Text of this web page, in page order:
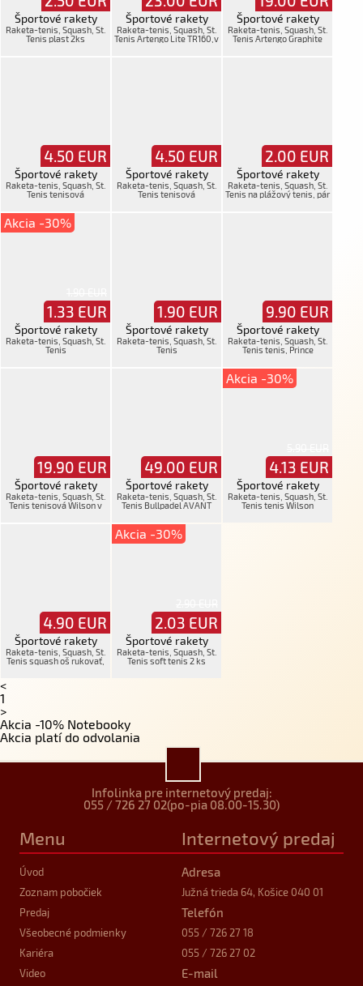
Športové rakety
Raketa-tenis, Squash, St.
Tenis plast 2ks
Športové rakety
Raketa-tenis, Squash, St.
Tenis Artengo Lite TR160,v
Športové rakety
Raketa-tenis, Squash, St.
Tenis Artengo Graphite
4.50 EUR
Športové rakety
Raketa-tenis, Squash, St.
Tenis tenisová
4.50 EUR
Športové rakety
Raketa-tenis, Squash, St.
Tenis tenisová
2.00 EUR
Športové rakety
Raketa-tenis, Squash, St.
Tenis na plážový tenis, pár
Akcia -30%
1.33 EUR
Športové rakety
Raketa-tenis, Squash, St.
Tenis
1.90 EUR
Športové rakety
Raketa-tenis, Squash, St.
Tenis
9.90 EUR
Športové rakety
Raketa-tenis, Squash, St.
Tenis tenis, Prince
19.90 EUR
Športové rakety
Raketa-tenis, Squash, St.
Tenis tenisová Wilson v
49.00 EUR
Športové rakety
Raketa-tenis, Squash, St.
Tenis Bullpadel AVANT
Akcia -30%
4.13 EUR
Športové rakety
Raketa-tenis, Squash, St.
Tenis tenis Wilson
4.90 EUR
Športové rakety
Raketa-tenis, Squash, St.
Tenis squash oš rukovať,
Akcia -30%
2.03 EUR
Športové rakety
Raketa-tenis, Squash, St.
Tenis soft tenis 2 ks
<
1
>
Akcia -10% Notebooky
Akcia platí do odvolania
Infolinka pre internetový predaj:
055 / 726 27 02(po-pia 08.00-15.30)
Menu
Úvod
Zoznam pobočiek
Predaj
Všeobecné podmienky
Kariéra
Video
Internetový predaj
Adresa
Južná trieda 64, Košice 040 01
Telefón
055 / 726 27 18
055 / 726 27 02
E-mail